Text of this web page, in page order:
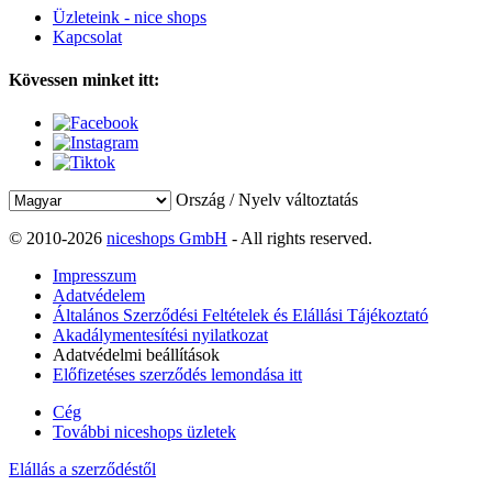
Üzleteink - nice shops
Kapcsolat
Kövessen minket itt:
Ország / Nyelv változtatás
© 2010-2026 niceshops GmbH - All rights reserved.
Impresszum
Adatvédelem
Általános Szerződési Feltételek és Elállási Tájékoztató
Akadálymentesítési nyilatkozat
Adatvédelmi beállítások
Előfizetéses szerződés lemondása itt
Cég
További niceshops üzletek
Elállás a szerződéstől